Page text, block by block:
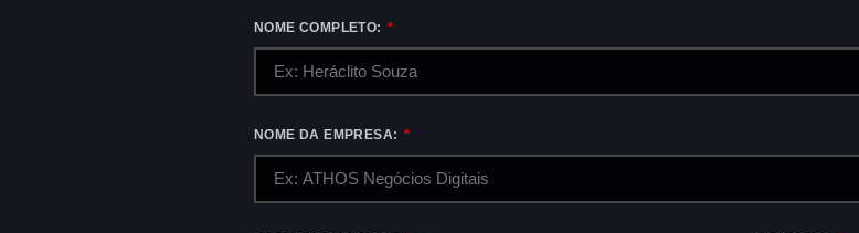
NOME COMPLETO:
NOME DA EMPRESA: